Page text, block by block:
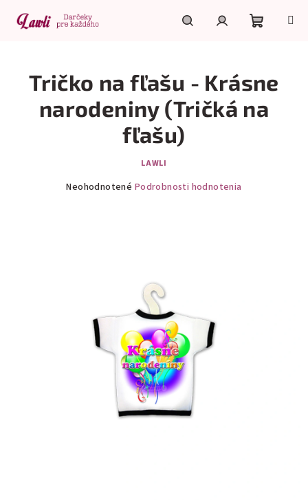
obsah
košík
Tričko na fľašu - Krásne
narodeniny (Tričká na
fľašu)
LAWLI
Neohodnotené Podrobnosti hodnotenia